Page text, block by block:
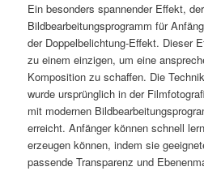
Ein besonders spannender Effekt,
Bildbearbeitungsprogramm für
der Doppelbelichtung-Effekt. Dieser
zu einem einzigen, um eine
Komposition zu schaffen. Die
wurde ursprünglich in der
mit modernen
erreicht. Anfänger können schnell
erzeugen können, indem sie
passende Transparenz und